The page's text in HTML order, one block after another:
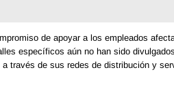
de apoyar a los empleados
específicos aún no han sido
través de sus redes de distribución y